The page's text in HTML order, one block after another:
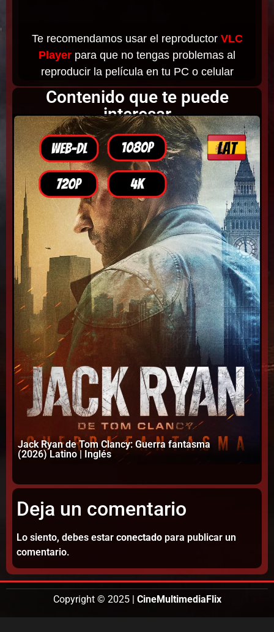
Te recomendamos usar el reproductor VLC
Player para que no tengas problemas al
reproducir la película en tu PC o celular
Contenido que te puede
interesar
Jack Ryan de Tom Clancy: Guerra fantasma
(2026) Latino | Inglés
Deja un comentario
Lo siento, debes estar conectado para publicar un
comentario.
Copyright © 2025 | CineMultimediaFlix